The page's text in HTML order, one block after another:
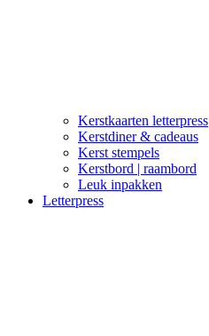
Kerstkaarten letterpress
Kerstdiner & cadeaus
Kerst stempels
Kerstbord | raambord
Leuk inpakken
Letterpress